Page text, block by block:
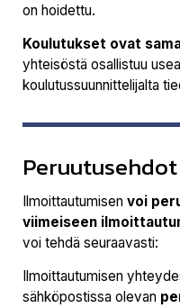
on hoidettu.
Koulutukset ovat
yhteisöstä osallistuu
koulutussuunnittelijalta
Peruutusehdot
Ilmoittautumisen voi
viimeiseen
voi tehdä seuraavasti:
Ilmoittautumisen
sähköpostissa olevan